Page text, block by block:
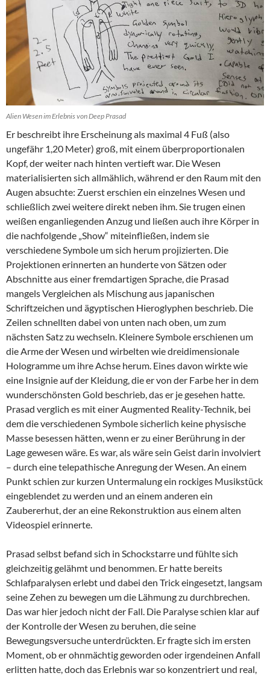
Alien Wesen im Erlebnis von Deep Prasad
Er beschreibt ihre Erscheinung als maximal 4 Fuß (also
ungefähr 1,20 Meter) groß, mit einem überproportionalen
Kopf, der weiter nach hinten vertieft war. Die Wesen
materialisierten sich allmählich, während er den Raum mit den
Augen absuchte: Zuerst erschien ein einzelnes Wesen und
schließlich zwei weitere direkt neben ihm. Sie trugen einen
weißen enganliegenden Anzug und ließen auch ihre Körper in
die nachfolgende „Show“ miteinfließen, indem sie
verschiedene Symbole um sich herum projizierten. Die
Projektionen erinnerten an hunderte von Sätzen oder
Abschnitte aus einer fremdartigen Sprache, die Prasad
mangels Vergleichen als Mischung aus japanischen
Schriftzeichen und ägyptischen Hieroglyphen beschrieb. Die
Zeilen schnellten dabei von unten nach oben, um zum
nächsten Satz zu wechseln. Kleinere Symbole erschienen um
die Arme der Wesen und wirbelten wie dreidimensionale
Hologramme um ihre Achse herum. Eines davon wirkte wie
eine Insignie auf der Kleidung, die er von der Farbe her in dem
wunderschönsten Gold beschrieb, das er je gesehen hatte.
Prasad verglich es mit einer Augmented Reality-Technik, bei
dem die verschiedenen Symbole sicherlich keine physische
Masse besessen hätten, wenn er zu einer Berührung in der
Lage gewesen wäre. Es war, als wäre sein Geist darin involviert
– durch eine telepathische Anregung der Wesen. An einem
Punkt schien zur kurzen Untermalung ein rockiges Musikstück
eingeblendet zu werden und an einem anderen ein
Zaubererhut, der an eine Rekonstruktion aus einem alten
Videospiel erinnerte.
Prasad selbst befand sich in Schockstarre und fühlte sich
gleichzeitig gelähmt und benommen. Er hatte bereits
Schlafparalysen erlebt und dabei den Trick eingesetzt, langsam
seine Zehen zu bewegen um die Lähmung zu durchbrechen.
Das war hier jedoch nicht der Fall. Die Paralyse schien klar auf
der Kontrolle der Wesen zu beruhen, die seine
Bewegungsversuche unterdrückten. Er fragte sich im ersten
Moment, ob er ohnmächtig geworden oder irgendeinen Anfall
erlitten hatte, doch das Erlebnis war so konzentriert und real,